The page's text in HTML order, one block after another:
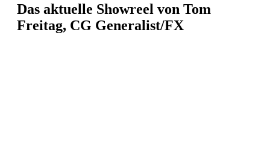
Das aktuelle Showreel von Tom
Freitag, CG Generalist/FX